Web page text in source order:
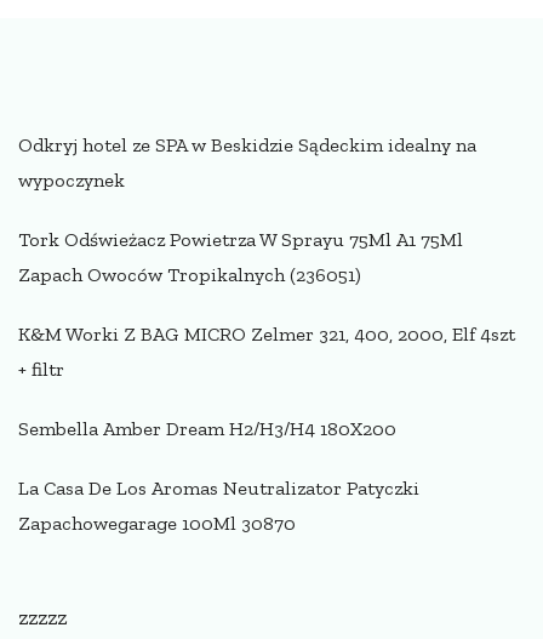
Odkryj hotel ze SPA w Beskidzie Sądeckim idealny na
wypoczynek
Tork Odświeżacz Powietrza W Sprayu 75Ml A1 75Ml
Zapach Owoców Tropikalnych (236051)
K&M Worki Z BAG MICRO Zelmer 321, 400, 2000, Elf 4szt
+ filtr
Sembella Amber Dream H2/H3/H4 180X200
La Casa De Los Aromas Neutralizator Patyczki
Zapachowegarage 100Ml 30870
zzzzz